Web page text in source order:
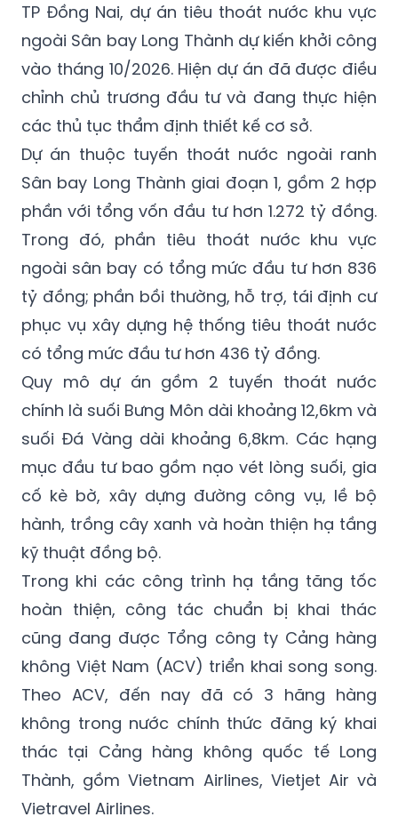
TP Đồng Nai, dự án tiêu thoát nước khu vực
ngoài Sân bay Long Thành dự kiến khởi công
vào tháng 10/2026. Hiện dự án đã được điều
chỉnh chủ trương đầu tư và đang thực hiện
các thủ tục thẩm định thiết kế cơ sở.
Dự án thuộc tuyến thoát nước ngoài ranh
Sân bay Long Thành giai đoạn 1, gồm 2 hợp
phần với tổng vốn đầu tư hơn 1.272 tỷ đồng.
Trong đó, phần tiêu thoát nước khu vực
ngoài sân bay có tổng mức đầu tư hơn 836
tỷ đồng; phần bồi thường, hỗ trợ, tái định cư
phục vụ xây dựng hệ thống tiêu thoát nước
có tổng mức đầu tư hơn 436 tỷ đồng.
Quy mô dự án gồm 2 tuyến thoát nước
chính là suối Bưng Môn dài khoảng 12,6km và
suối Đá Vàng dài khoảng 6,8km. Các hạng
mục đầu tư bao gồm nạo vét lòng suối, gia
cố kè bờ, xây dựng đường công vụ, lề bộ
hành, trồng cây xanh và hoàn thiện hạ tầng
kỹ thuật đồng bộ.
Trong khi các công trình hạ tầng tăng tốc
hoàn thiện, công tác chuẩn bị khai thác
cũng đang được Tổng công ty Cảng hàng
không Việt Nam (ACV) triển khai song song.
Theo ACV, đến nay đã có 3 hãng hàng
không trong nước chính thức đăng ký khai
thác tại Cảng hàng không quốc tế Long
Thành, gồm Vietnam Airlines, Vietjet Air và
Vietravel Airlines.